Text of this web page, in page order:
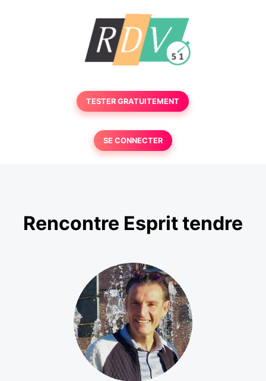
TESTER GRATUITEMENT
SE CONNECTER
Rencontre Esprit tendre